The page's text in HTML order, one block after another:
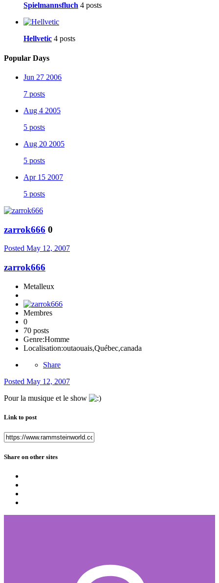
Spielmannsfluch 4 posts
Hellvetic 4 posts
Popular Days
Jun 27 2006
7 posts
Aug 4 2005
5 posts
Aug 20 2005
5 posts
Apr 15 2007
5 posts
zarrok666 0
Posted May 12, 2007
zarrok666
Metalleux
Membres
0
70 posts
Genre:Homme
Localisation:outaouais,Québec,canada
Share
Posted May 12, 2007
Pour la musique et le show
Link to post
Share on other sites